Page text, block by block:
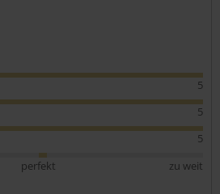
5
5
5
perfekt
zu weit